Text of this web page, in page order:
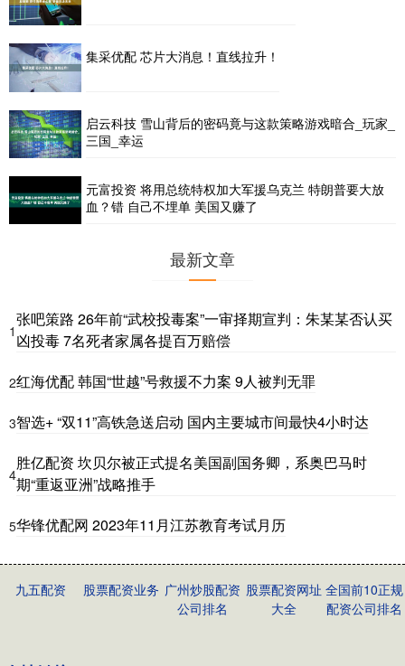
集采优配 芯片大消息！直线拉升！
启云科技 雪山背后的密码竟与这款策略游戏暗合_玩家_
三国_幸运
元富投资 将用总统特权加大军援乌克兰 特朗普要大放
血？错 自己不埋单 美国又赚了
最新文章
1
张吧策路 26年前“武校投毒案”一审择期宣判：朱某某否认买
凶投毒 7名死者家属各提百万赔偿
2红海优配 韩国“世越”号救援不力案 9人被判无罪
3智选+ “双11”高铁急送启动 国内主要城市间最快4小时达
4
胜亿配资 坎贝尔被正式提名美国副国务卿，系奥巴马时
期“重返亚洲”战略推手
5华锋优配网 2023年11月江苏教育考试月历
九五配资 股票配资业务 广州炒股配资
公司排名
股票配资网址
大全
全国前10正规
配资公司排名